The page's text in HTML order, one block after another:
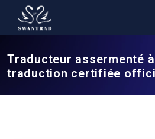
Traducteur assermenté
traduction certifiée